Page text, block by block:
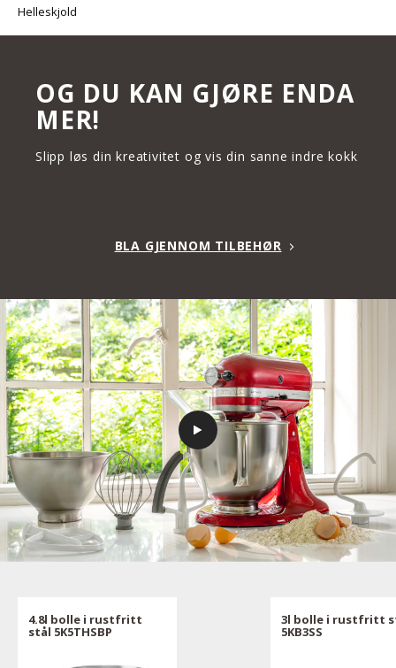
Helleskjold
OG DU KAN GJØRE ENDA
MER!
Slipp løs din kreativitet og vis din sanne indre kokk
BLA GJENNOM TILBEHØR
4.8l bolle i rustfritt
stål 5K5THSBP
3l bolle i rustfritt
5KB3SS